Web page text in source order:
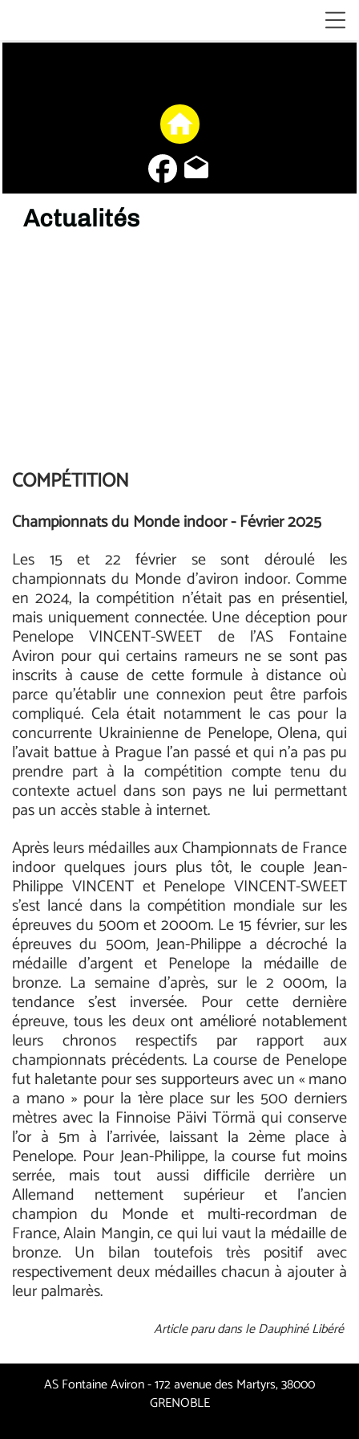
home
drafts
Actualités
COMPÉTITION
Championnats du Monde indoor - Février 2025
Les 15 et 22 février se sont déroulé les
championnats du Monde d'aviron indoor. Comme
en 2024, la compétition n’était pas en présentiel,
mais uniquement connectée. Une déception pour
Penelope VINCENT-SWEET de l’AS Fontaine
Aviron pour qui certains rameurs ne se sont pas
inscrits à cause de cette formule à distance où
parce qu’établir une connexion peut être parfois
compliqué. Cela était notamment le cas pour la
concurrente Ukrainienne de Penelope, Olena, qui
l’avait battue à Prague l’an passé et qui n’a pas pu
prendre part à la compétition compte tenu du
contexte actuel dans son pays ne lui permettant
pas un accès stable à internet.
Après leurs médailles aux Championnats de France
indoor quelques jours plus tôt, le couple Jean-
Philippe VINCENT et Penelope VINCENT-SWEET
s’est lancé dans la compétition mondiale sur les
épreuves du 500m et 2000m. Le 15 février, sur les
épreuves du 500m, Jean-Philippe a décroché la
médaille d'argent et Penelope la médaille de
bronze. La semaine d’après, sur le 2 000m, la
tendance s’est inversée. Pour cette dernière
épreuve, tous les deux ont amélioré notablement
leurs chronos respectifs par rapport aux
championnats précédents. La course de Penelope
fut haletante pour ses supporteurs avec un « mano
a mano » pour la 1ère place sur les 500 derniers
mètres avec la Finnoise Päivi Törmä qui conserve
l’or à 5m à l'arrivée, laissant la 2ème place à
Penelope. Pour Jean-Philippe, la course fut moins
serrée, mais tout aussi difficile derrière un
Allemand nettement supérieur et l'ancien
champion du Monde et multi-recordman de
France, Alain Mangin, ce qui lui vaut la médaille de
bronze. Un bilan toutefois très positif avec
respectivement deux médailles chacun à ajouter à
leur palmarès.
Article paru dans le Dauphiné Libéré
AS Fontaine Aviron - 172 avenue des Martyrs, 38000
GRENOBLE